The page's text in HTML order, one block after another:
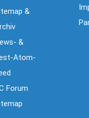
&
&
Atom-
Forum